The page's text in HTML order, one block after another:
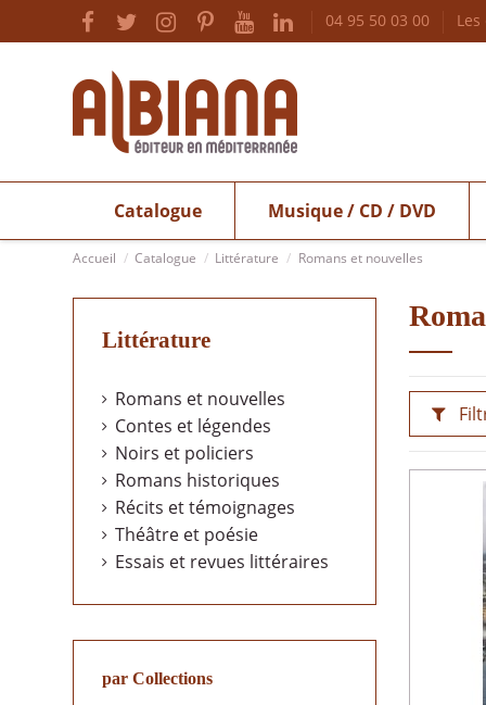
04 95 50 03 00
Catalogue Musique / CD / DVD
Accueil Catalogue Littérature Romans et nouvelles
Littérature
Romans et nouvelles
Contes et légendes
Noirs et policiers
Romans historiques
Récits et témoignages
Théâtre et poésie
Essais et revues littéraires
par Collections